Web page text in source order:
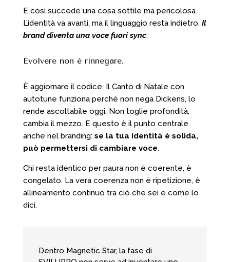
E così succede una cosa sottile ma pericolosa.
L’identità va avanti, ma il linguaggio resta indietro. Il
brand diventa una voce fuori sync.
Evolvere non è rinnegare.
È aggiornare il codice. Il Canto di Natale con
autotune funziona perché non nega Dickens, lo
rende ascoltabile oggi. Non toglie profondità,
cambia il mezzo. E questo è il punto centrale
anche nel branding: se la tua identità è solida,
può permettersi di cambiare voce.
Chi resta identico per paura non è coerente, è
congelato. La vera coerenza non è ripetizione, è
allineamento continuo tra ciò che sei e come lo
dici.
Dentro Magnetic Star, la fase di